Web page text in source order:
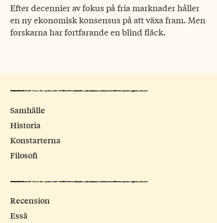
Efter decennier av fokus på fria marknader håller
en ny ekonomisk konsensus på att växa fram. Men
forskarna har fortfarande en blind fläck.
Samhälle
Historia
Konstarterna
Filosofi
Recension
Essä